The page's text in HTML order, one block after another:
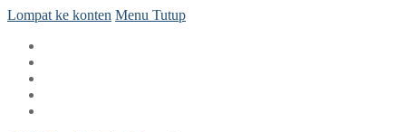
Lompat ke konten Menu Tutup